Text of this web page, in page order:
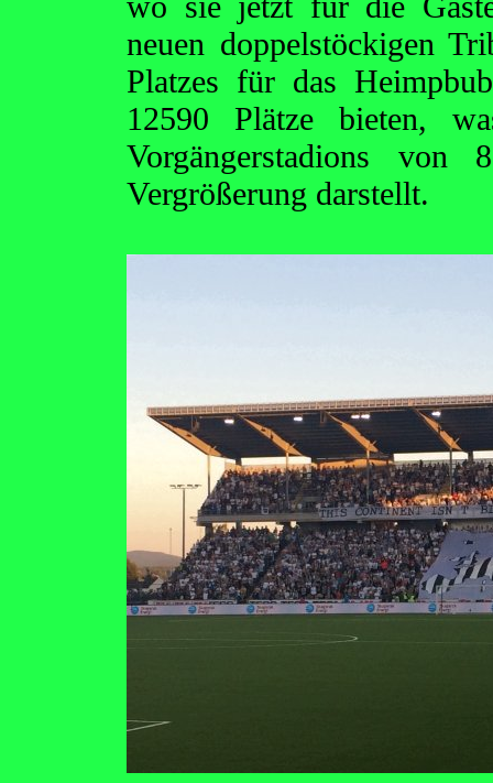
neuen doppelstöckigen
Platzes für das
12590 Plätze bieten,
Vorgängerstadions von
Vergrößerung darstellt.